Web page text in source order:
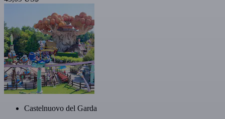
Castelnuovo del Garda